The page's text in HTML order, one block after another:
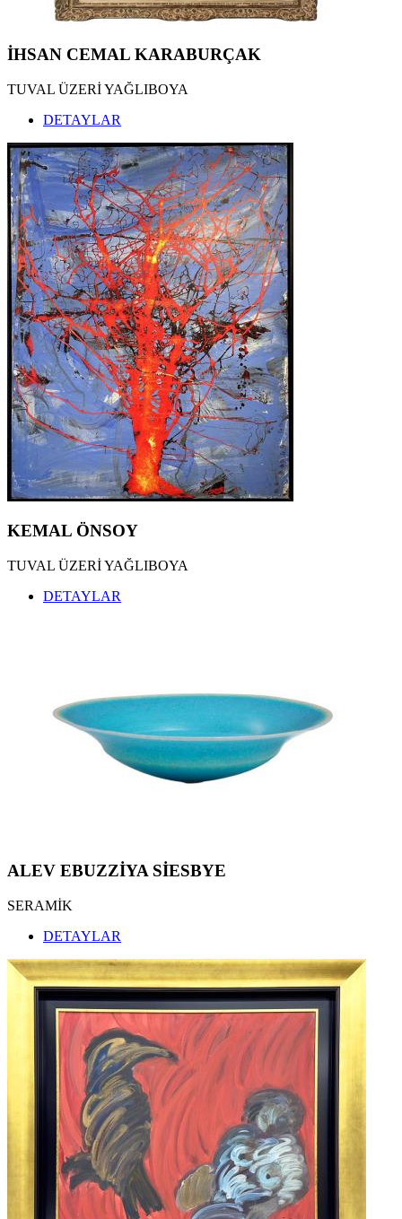
İHSAN CEMAL KARABURÇAK
TUVAL ÜZERİ YAĞLIBOYA
DETAYLAR
KEMAL ÖNSOY
TUVAL ÜZERİ YAĞLIBOYA
DETAYLAR
ALEV EBUZZİYA SİESBYE
SERAMİK
DETAYLAR